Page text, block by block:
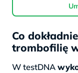
Co
trombofilię
W testDNA